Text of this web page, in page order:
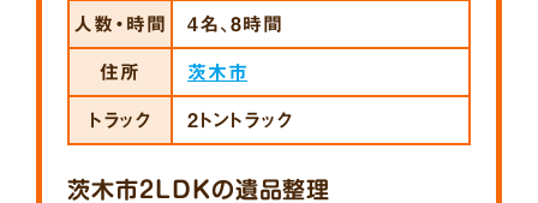
茨木市2LDKの遺品整理
人数・時間 4名、8時間
住所 茨木市
トラック 2トントラック